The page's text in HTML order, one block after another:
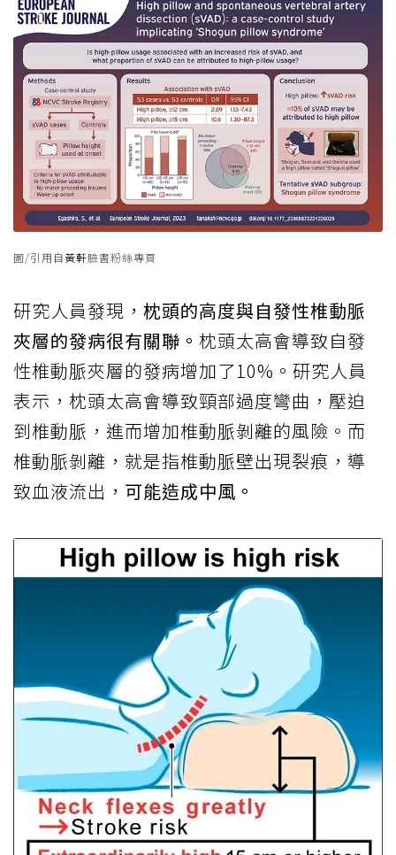
圖/引用自黃軒臉書粉絲專頁
研究人員發現， 枕頭的高度與自發性椎動脈
夾層的發病很有關聯。 枕頭太高會導致自發
性椎動脈夾層的發病增加了10%。研究人員
表示，枕頭太高會導致頸部過度彎曲，壓迫
到椎動脈，進而增加椎動脈剝離的風險。而
椎動脈剝離，就是指椎動脈壁出現裂痕，導
致血液流出， 可能造成中風。